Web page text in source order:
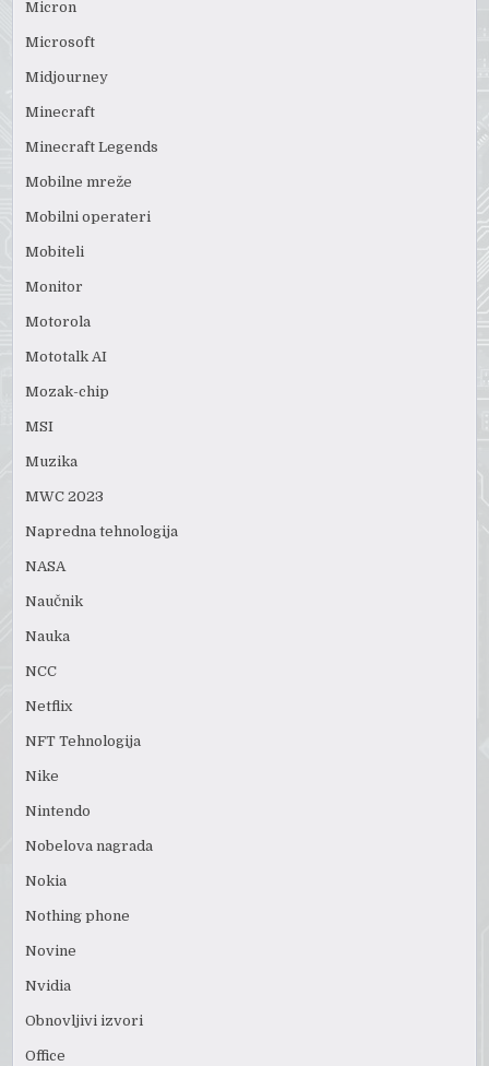
Micron
Microsoft
Midjourney
Minecraft
Minecraft Legends
Mobilne mreže
Mobilni operateri
Mobiteli
Monitor
Motorola
Mototalk AI
Mozak-chip
MSI
Muzika
MWC 2023
Napredna tehnologija
NASA
Naučnik
Nauka
NCC
Netflix
NFT Tehnologija
Nike
Nintendo
Nobelova nagrada
Nokia
Nothing phone
Novine
Nvidia
Obnovljivi izvori
Office